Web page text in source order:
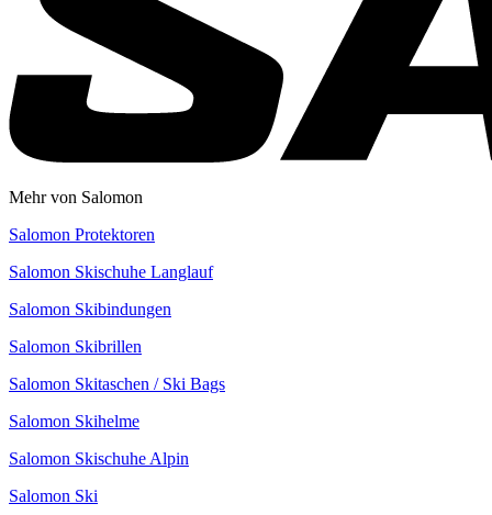
Mehr von Salomon
Salomon Protektoren
Salomon Skischuhe Langlauf
Salomon Skibindungen
Salomon Skibrillen
Salomon Skitaschen / Ski Bags
Salomon Skihelme
Salomon Skischuhe Alpin
Salomon Ski